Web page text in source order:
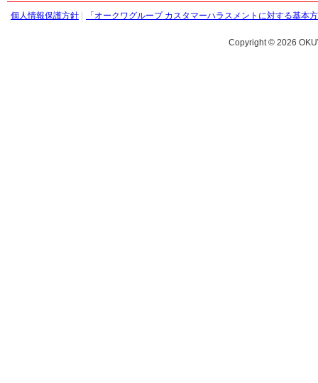
個人情報保護方針 「オークワグループ カスタマーハラスメントに対する基本
Copyright © 2026